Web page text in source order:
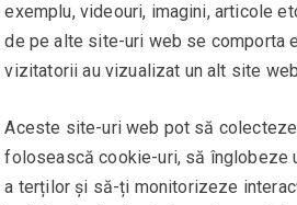
exemplu, videouri, imagini, articole
de pe alte site-uri web se comporta
vizitatorii au vizualizat un alt site
Aceste site-uri web pot să
folosească cookie-uri, să înglobeze
a terților și să-ți monitorizeze